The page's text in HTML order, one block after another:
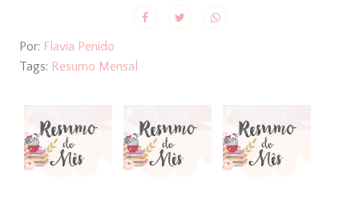
Por: Flavia Penido
Tags: Resumo Mensal